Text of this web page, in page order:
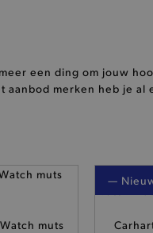
een ding om jouw
aanbod merken heb je
muts
—